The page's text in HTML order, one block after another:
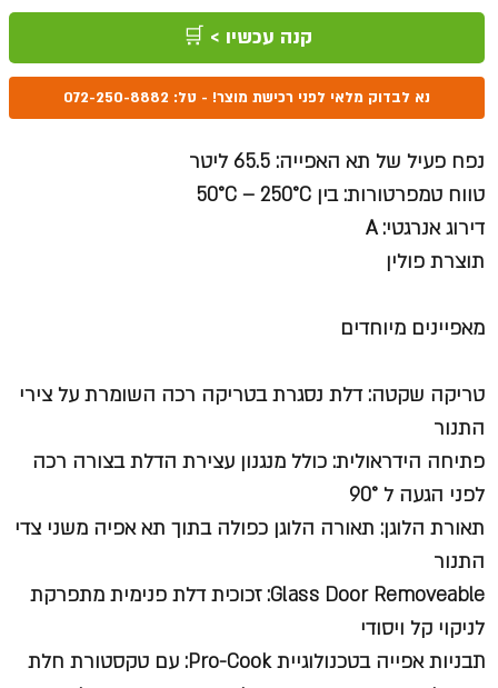
קנה עכשיו > 🛒
נא לבדוק מלאי לפני רכישת מוצר! - טל: 072-250-8882
נפח פעיל של תא האפייה: 65.5 ליטר
טווח טמפרטורות: בין 50°C – 250°C
דירוג אנרגטי: A
תוצרת פולין
מאפיינים מיוחדים
טריקה שקטה: דלת נסגרת בטריקה רכה השומרת על צירי
התנור
פתיחה הידראולית: כולל מנגנון עצירת הדלת בצורה רכה
לפני הגעה ל 90°
תאורת הלוגן: תאורה הלוגן כפולה בתוך תא אפיה משני צדי
התנור
Glass Door Removeable: זכוכית דלת פנימית מתפרקת
לניקוי קל ויסודי
תבניות אפייה בטכנולוגיית Pro-Cook: עם טקסטורת חלת